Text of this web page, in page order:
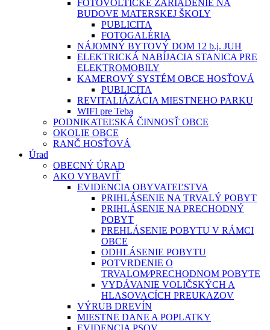
FOTOVOLTICKÉ ZARIADENIE NA
BUDOVE MATERSKEJ ŠKOLY
PUBLICITA
FOTOGALÉRIA
NÁJOMNÝ BYTOVÝ DOM 12 b.j. JUH
ELEKTRICKÁ NABÍJACIA STANICA PRE
ELEKTROMOBILY
KAMEROVÝ SYSTÉM OBCE HOSŤOVÁ
PUBLICITA
REVITALIÁZÁCIA MIESTNEHO PARKU
WIFI pre Teba
PODNIKATEĽSKÁ ČINNOSŤ OBCE
OKOLIE OBCE
RANČ HOSŤOVÁ
Úrad
OBECNÝ ÚRAD
AKO VYBAVIŤ
EVIDENCIA OBYVATEĽSTVA
PRIHLÁSENIE NA TRVALÝ POBYT
PRIHLÁSENIE NA PRECHODNÝ
POBYT
PREHLÁSENIE POBYTU V RÁMCI
OBCE
ODHLÁSENIE POBYTU
POTVRDENIE O
TRVALOM⁄PRECHODNOM POBYTE
VYDÁVANIE VOLIČSKÝCH A
HLASOVACÍCH PREUKAZOV
VÝRUB DREVÍN
MIESTNE DANE A POPLATKY
EVIDENCIA PSOV